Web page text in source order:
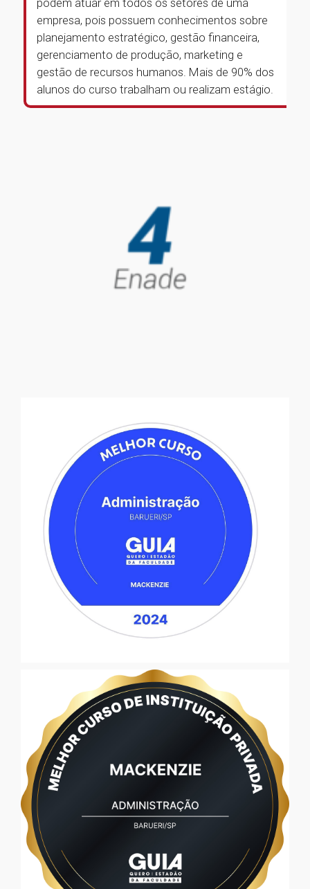
podem atuar em todos os setores de uma
empresa, pois possuem conhecimentos sobre
planejamento estratégico, gestão financeira,
gerenciamento de produção, marketing e
gestão de recursos humanos. Mais de 90% dos
alunos do curso trabalham ou realizam estágio.